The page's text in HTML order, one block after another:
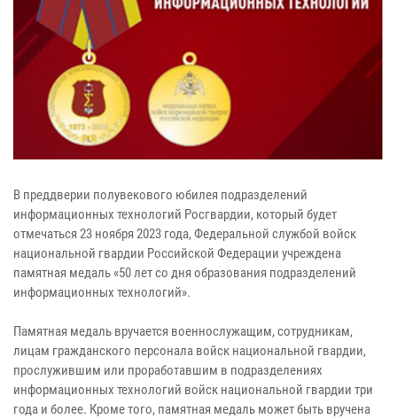
В преддверии полувекового юбилея подразделений
информационных технологий Росгвардии, который будет
отмечаться 23 ноября 2023 года, Федеральной службой войск
национальной гвардии Российской Федерации учреждена
памятная медаль «50 лет со дня образования подразделений
информационных технологий».
Памятная медаль вручается военнослужащим, сотрудникам,
лицам гражданского персонала войск национальной гвардии,
прослужившим или проработавшим в подразделениях
информационных технологий войск национальной гвардии три
года и более. Кроме того, памятная медаль может быть вручена